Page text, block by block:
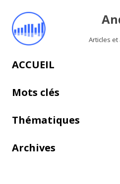
Articles
Aller au
ACCUEIL
Mots clés
Thématiques
Archives